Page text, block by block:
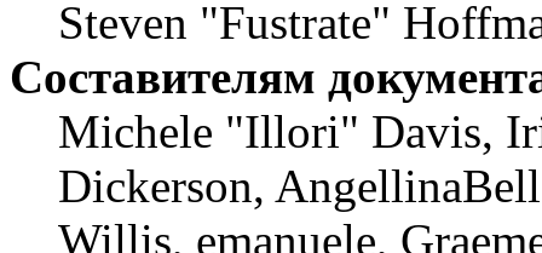
Steven "Fustrate"
Составителям
Michele "Illori" Davis,
Dickerson,
Willis, emanuele,